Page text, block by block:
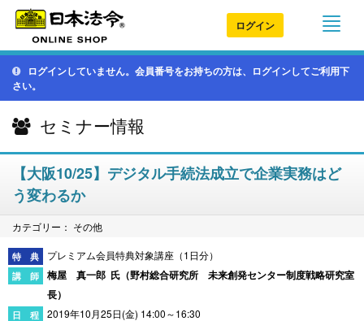
ログイン
ログインしていません。会員番号をお持ちの方は、ログインしてご利用下
さい。
セミナー情報
【大阪10/25】デジタル手続法成立で企業実務はど
う変わるか
カテゴリー： その他
プレミアム会員特典対象講座（1日分）
梅屋 真一郎 氏（野村総合研究所 未来創発センター制度戦略研究室
長）
2019年10月25日(金) 14:00～16:30